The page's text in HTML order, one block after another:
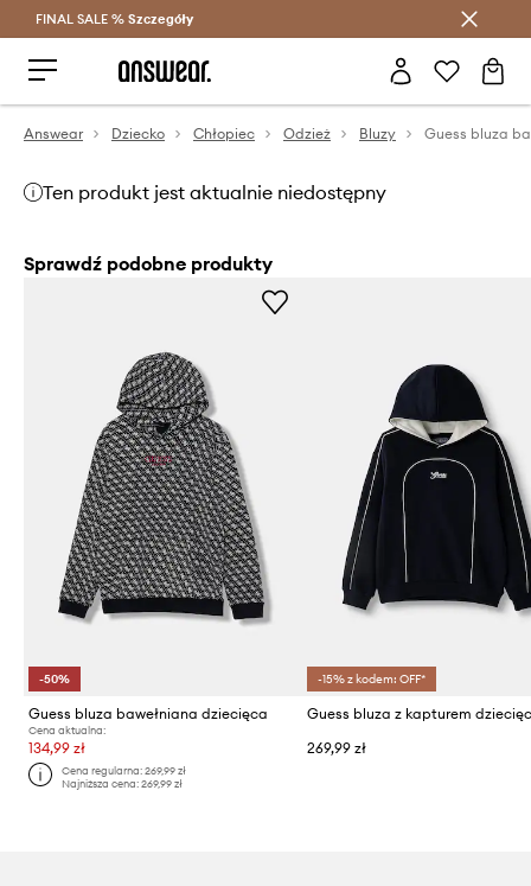
Oszczędzaj z Answear Club >
FINAL SALE % Szczegóły
Answear Dziecko Chłopiec Odzież Bluzy
Ten produkt jest aktualnie niedostępny
Sprawdź podobne produkty
-50%
Guess bluza bawełniana dziecięca
Cena aktualna:
134,99 zł
Cena regularna:269,99 zł
Najniższa cena:269,99 zł
-15% z kodem: OFF*
269,99 zł